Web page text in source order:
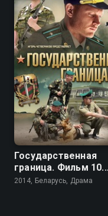
6.4
Государственная
граница. Фильм 10.
Афганский капкан
2014, Беларусь, Драма